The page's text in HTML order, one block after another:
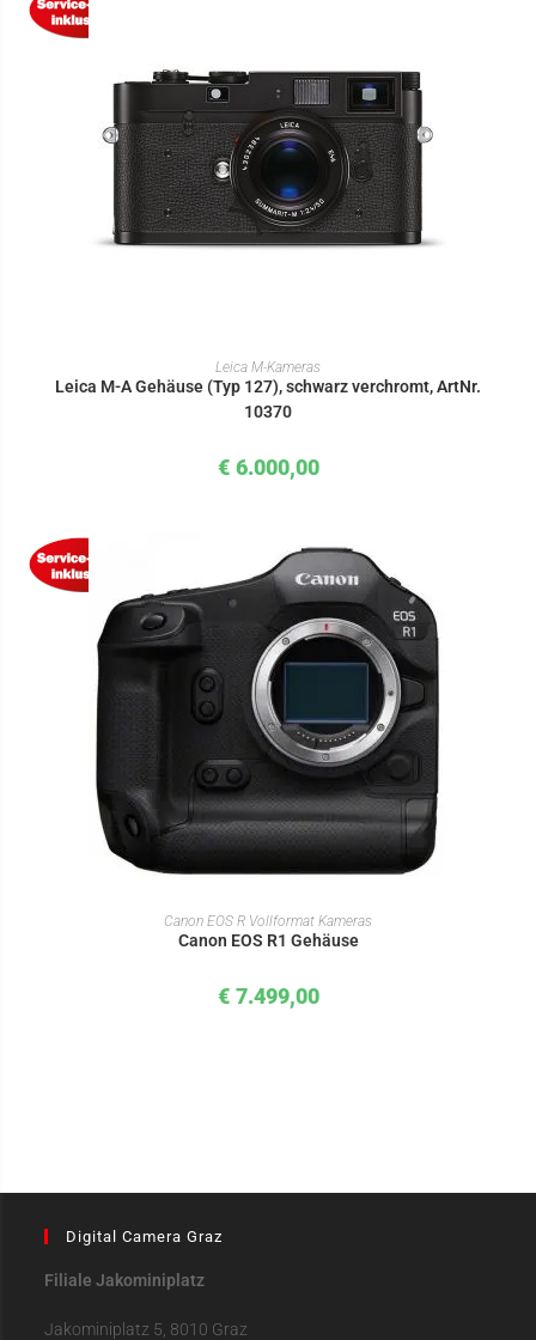
IN DEN WARENKORB
Leica M-Kameras
Leica M-A Gehäuse (Typ 127), schwarz verchromt, ArtNr.
10370
€ 6.000,00
IN DEN WARENKORB
Canon EOS R Vollformat Kameras
Canon EOS R1 Gehäuse
€ 7.499,00
Digital Camera Graz
Filiale Jakominiplatz
Jakominiplatz 5, 8010 Graz